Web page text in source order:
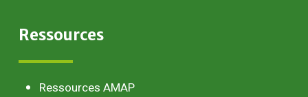
Ressources
Ressources AMAP